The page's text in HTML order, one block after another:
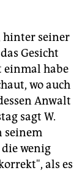
hinter seiner
Gesicht
einmal habe
wo auch
Anwalt
sagt W.
seinem
wenig
als es